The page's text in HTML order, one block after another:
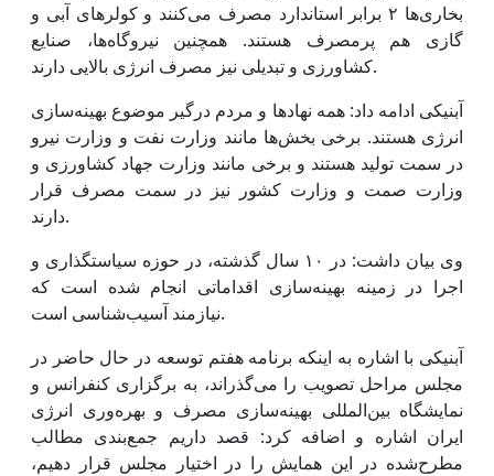
بخاری‌ها ۲ برابر استاندارد مصرف می‌کنند و کولرهای آبی و
گازی هم پرمصرف هستند. همچنین نیروگاه‌ها، صنایع
کشاورزی و تبدیلی نیز مصرف انرژی بالایی دارند.
آبنیکی ادامه داد: همه نهادها و مردم درگیر موضوع بهینه‌سازی
انرژی هستند. برخی بخش‌ها مانند وزارت نفت و وزارت نیرو
در سمت تولید هستند و برخی مانند وزارت جهاد کشاورزی و
وزارت صمت و وزارت کشور نیز در سمت مصرف قرار
دارند.
وی بیان داشت: در ۱۰ سال گذشته، در حوزه سیاستگذاری و
اجرا در زمینه بهینه‌سازی اقداماتی انجام شده است که
نیازمند آسیب‌شناسی است.
آبنیکی با اشاره به اینکه برنامه هفتم توسعه در حال حاضر در
مجلس مراحل تصویب را می‌گذراند، به برگزاری کنفرانس و
نمایشگاه بین‌المللی بهینه‌سازی مصرف و بهره‌وری انرژی
ایران اشاره و اضافه کرد: قصد داریم جمع‌بندی مطالب
مطرح‌شده در این همایش را در اختیار مجلس قرار دهیم،